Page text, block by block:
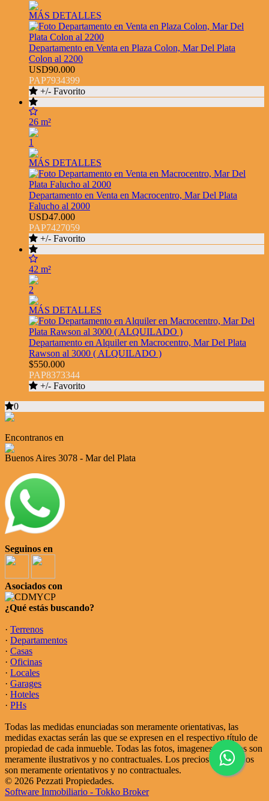
MÁS DETALLES
Departamento en Venta en Plaza Colon, Mar Del Plata
Colon al 2200
USD90.000
PAP7934399
+/- Favorito
26 m²
1
MÁS DETALLES
Departamento en Venta en Macrocentro, Mar Del Plata
Falucho al 2000
USD47.000
PAP7427059
+/- Favorito
42 m²
2
MÁS DETALLES
Departamento en Alquiler en Macrocentro, Mar Del Plata
Rawson al 3000 ( ALQUILADO )
$550.000
PAP8373344
+/- Favorito
0
Encontranos en
Buenos Aires 3078 - Mar del Plata
Seguinos en
Asociados con
¿Qué estás buscando?
· Terrenos
· Departamentos
· Casas
· Oficinas
· Locales
· Garages
· Hoteles
· PHs
Todas las medidas enunciadas son meramente orientativas, las
medidas exactas serán las que se expresen en el respectivo título de
propiedad de cada inmueble. Todas las fotos, imagenes y videos son
meramente ilustrativos y no contractuales. Los precios enunciados
son meramente orientativos y no contractuales.
© 2026 Pezzati Propiedades.
Software Inmobiliario - Tokko Broker